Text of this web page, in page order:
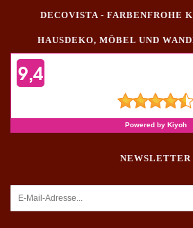
DECOVISTA - FARBENFROHE
HAUSDEKO, MÖBEL UND
NEWSLETTER